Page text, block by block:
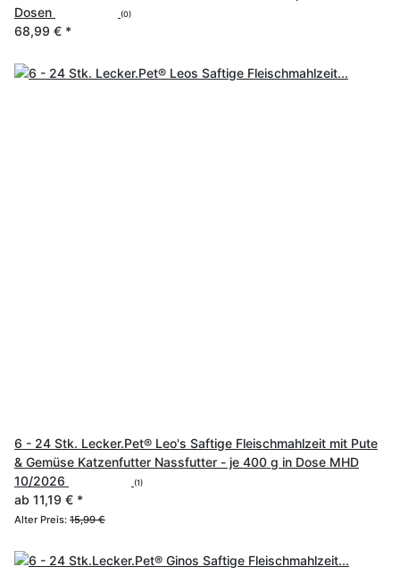
Dosen
(0)
68,99 € *
6 - 24 Stk. Lecker.Pet® Leo's Saftige Fleischmahlzeit mit Pute
& Gemüse Katzenfutter Nassfutter - je 400 g in Dose MHD
10/2026
(1)
ab 11,19 € *
Alter Preis: 15,99 €